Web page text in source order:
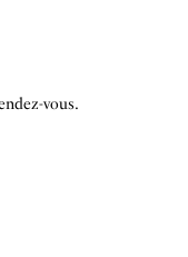
vous.